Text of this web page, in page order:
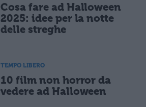
Cosa fare ad Halloween
2025: idee per la notte
delle streghe
TEMPO LIBERO
10 film non horror da
vedere ad Halloween